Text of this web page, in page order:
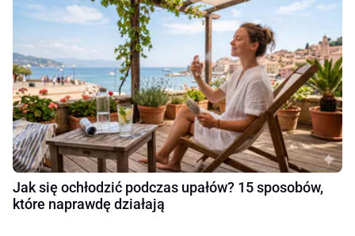
Jak się ochłodzić podczas upałów? 15 sposobów,
które naprawdę działają